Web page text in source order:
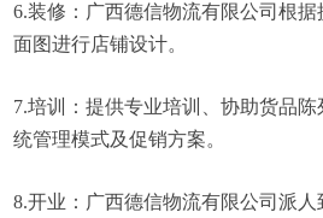
6.装修：广西德信物流有限公司根
面图进行店铺设计。
7.培训：提供专业培训、协助货品
统管理模式及促销方案。
8.开业：广西德信物流有限公司派人